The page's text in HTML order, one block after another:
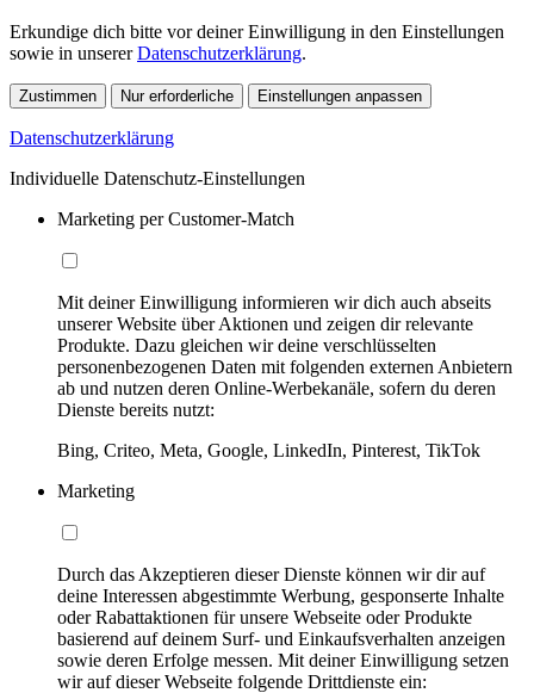
Erkundige dich bitte vor deiner Einwilligung in den Einstellungen
sowie in unsererDatenschutzerklärung.
Zustimmen Nur erforderliche Einstellungen anpassen
Datenschutzerklärung
Individuelle Datenschutz-Einstellungen
Marketing per Customer-Match
Mit deiner Einwilligung informieren wir dich auch abseits
unserer Website über Aktionen und zeigen dir relevante
Produkte. Dazu gleichen wir deine verschlüsselten
personenbezogenen Daten mit folgenden externen Anbietern
ab und nutzen deren Online-Werbekanäle, sofern du deren
Dienste bereits nutzt:
Bing, Criteo, Meta, Google, LinkedIn, Pinterest, TikTok
Marketing
Durch das Akzeptieren dieser Dienste können wir dir auf
deine Interessen abgestimmte Werbung, gesponserte Inhalte
oder Rabattaktionen für unsere Webseite oder Produkte
basierend auf deinem Surf- und Einkaufsverhalten anzeigen
sowie deren Erfolge messen. Mit deiner Einwilligung setzen
wir auf dieser Webseite folgende Drittdienste ein: